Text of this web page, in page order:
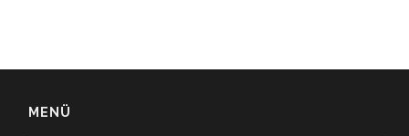
MENÜ